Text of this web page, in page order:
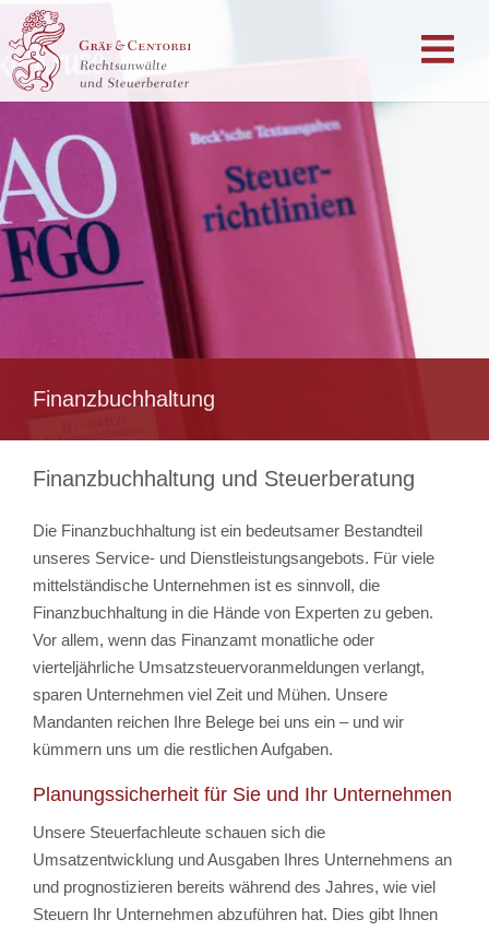
Finanzbuchhaltung
Finanzbuchhaltung und Steuerberatung
Die Finanzbuchhaltung ist ein bedeutsamer Bestandteil
unseres Service- und Dienstleistungsangebots. Für viele
mittelständische Unternehmen ist es sinnvoll, die
Finanzbuchhaltung in die Hände von Experten zu geben.
Vor allem, wenn das Finanzamt monatliche oder
vierteljährliche Umsatzsteuervoranmeldungen verlangt,
sparen Unternehmen viel Zeit und Mühen. Unsere
Mandanten reichen Ihre Belege bei uns ein – und wir
kümmern uns um die restlichen Aufgaben.
Planungssicherheit für Sie und Ihr Unternehmen
Unsere Steuerfachleute schauen sich die
Umsatzentwicklung und Ausgaben Ihres Unternehmens an
und prognostizieren bereits während des Jahres, wie viel
Steuern Ihr Unternehmen abzuführen hat. Dies gibt Ihnen